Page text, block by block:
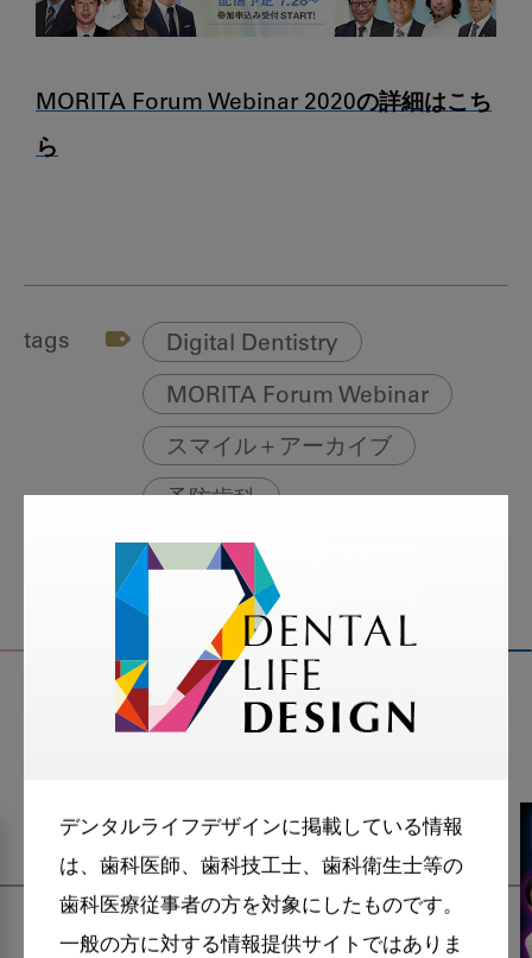
デンタルライフデザインに掲載している情報
は、歯科医師、歯科技工士、歯科衛生士等の
歯科医療従事者の方を対象にしたものです。
一般の方に対する情報提供サイトではありま
MORITA Forum Webinar 2020の詳細はこち
ら
tags Digital Dentistry
MORITA Forum Webinar
スマイル＋アーカイブ
予防歯科
関連記事